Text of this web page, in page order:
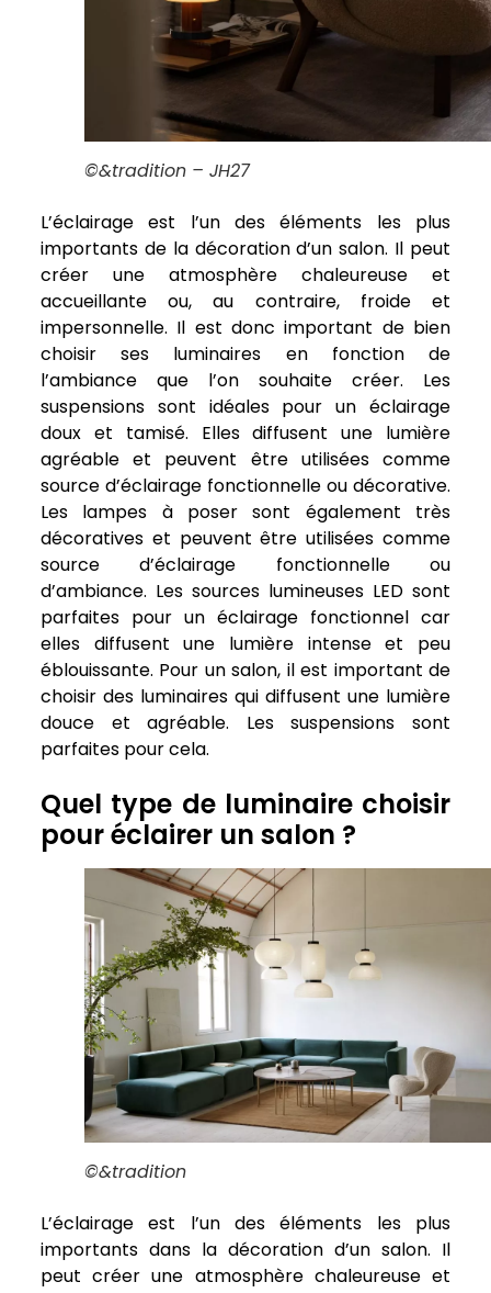
©&tradition – JH27
L’éclairage est l’un des éléments les plus
importants de la décoration d’un salon. Il peut
créer une atmosphère chaleureuse et
accueillante ou, au contraire, froide et
impersonnelle. Il est donc important de bien
choisir ses luminaires en fonction de
l’ambiance que l’on souhaite créer. Les
suspensions sont idéales pour un éclairage
doux et tamisé. Elles diffusent une lumière
agréable et peuvent être utilisées comme
source d’éclairage fonctionnelle ou décorative.
Les lampes à poser sont également très
décoratives et peuvent être utilisées comme
source d’éclairage fonctionnelle ou
d’ambiance. Les sources lumineuses LED sont
parfaites pour un éclairage fonctionnel car
elles diffusent une lumière intense et peu
éblouissante. Pour un salon, il est important de
choisir des luminaires qui diffusent une lumière
douce et agréable. Les suspensions sont
parfaites pour cela.
Quel type de luminaire choisir
pour éclairer un salon ?
©&tradition
L’éclairage est l’un des éléments les plus
importants dans la décoration d’un salon. Il
peut créer une atmosphère chaleureuse et